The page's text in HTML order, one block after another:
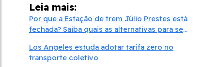
Leia mais:
Por que a Estação de trem Júlio Prestes está
fechada? Saiba quais as alternativas para se
Los Angeles estuda adotar tarifa zero no
transporte coletivo